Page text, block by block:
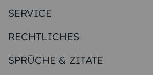
SERVICE
Papiersorten
Unsere Produktion
Magazin
RECHTLICHES
Widerrufsbelehrung
SPRÜCHE & ZITATE